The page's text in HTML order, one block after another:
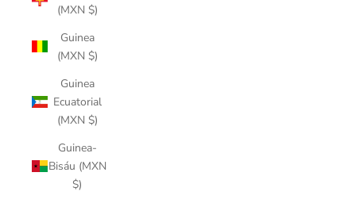
(MXN $)
Guinea
(MXN $)
Guinea
Ecuatorial
(MXN $)
Guinea-
Bisáu (MXN
$)